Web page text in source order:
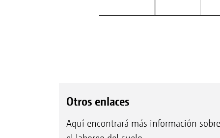
Otros enlaces
Aquí encontrará más información sobre